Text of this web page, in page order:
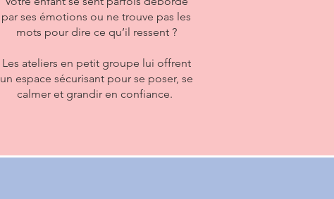
par ses émotions ou ne trouve pas les
mots pour dire ce qu’il ressent ?
Les ateliers en petit groupe lui offrent
un espace sécurisant pour se poser, se
calmer et grandir en confiance.